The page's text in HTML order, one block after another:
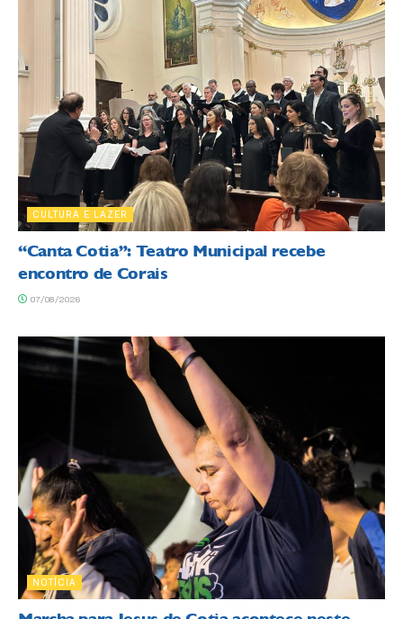
CULTURA E LAZER
“Canta Cotia”: Teatro Municipal recebe
encontro de Corais
07/08/2026
NOTÍCIA